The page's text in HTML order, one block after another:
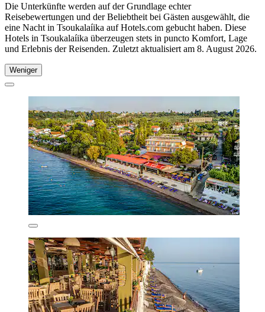
Die Unterkünfte werden auf der Grundlage echter
Reisebewertungen und der Beliebtheit bei Gästen ausgewählt, die
eine Nacht in Tsoukalaíika auf Hotels.com gebucht haben. Diese
Hotels in Tsoukalaíika überzeugen stets in puncto Komfort, Lage
und Erlebnis der Reisenden. Zuletzt aktualisiert am 8. August 2026.
Weniger